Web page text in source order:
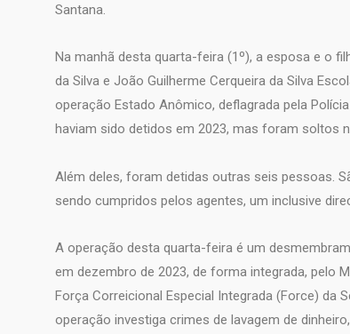
Santana.
Na manhã desta quarta-feira (1º), a esposa e o
da Silva e João Guilherme Cerqueira da Silva
operação Estado Anômico, deflagrada pela
haviam sido detidos em 2023, mas foram soltos
Além deles, foram detidas outras seis pessoas.
sendo cumpridos pelos agentes, um inclusive
A operação desta quarta-feira é um
em dezembro de 2023, de forma integrada, pelo
Força Correicional Especial Integrada (Force) da
operação investiga crimes de lavagem de